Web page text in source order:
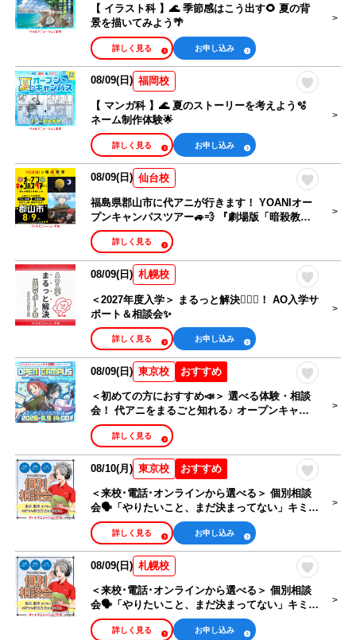
【 イラスト科 】🌊 季節感はこう出す🌻 夏の背
景を描いてみよう🌴
お申し込み
詳しく見る
08/09(日) 福岡校
【 マンガ科 】🌊 夏のストーリーを考えよう🫧
ネーム制作体験🌟
お申し込み
詳しく見る
08/09(日) 仙台校
福島県郡山市に代アニが行きます！ YOANIオー
プンキャンパスツアー🚙💨 『劇場版「暗殺教
室」みんなの時間』コラボオープンキャンパス
詳しく見る
08/09(日) 札幌校
＜2027年度入学＞ まるっと解決🙆🏻‍♀️！ AO入学サ
ポート＆相談会✨
お申し込み
詳しく見る
おすすめ
08/09(日) 東京校
＜初めての方におすすめ📣＞ 選べる体験・相談
会！ 代アニをまるごと知れる♪ オープンキャン
パス🎉
詳しく見る
おすすめ
08/10(月) 東京校
＜来校･電話･オンラインから選べる＞ 個別相談
会🗣️「やりたいこと、まだ決まってない」キミも
大歓迎！
お申し込み
詳しく見る
08/09(日) 札幌校
＜来校･電話･オンラインから選べる＞ 個別相談
会🗣️「やりたいこと、まだ決まってない」キミも
大歓迎！
お申し込み
詳しく見る